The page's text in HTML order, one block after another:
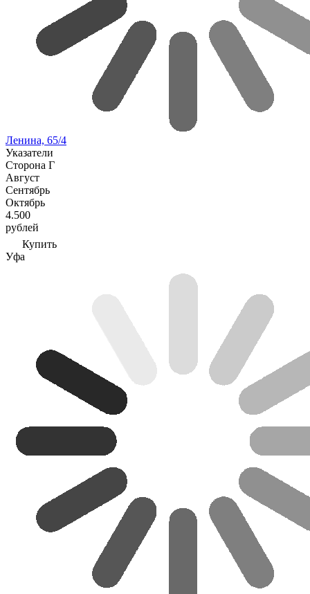
Ленина, 65/4
Указатели
Сторона Г
Август
Сентябрь
Октябрь
4.500
рублей
Купить
Уфа